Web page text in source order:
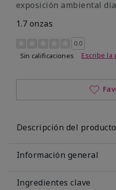
exposición ambiental
1.7 onzas
Calificación de clientes de
0.0
Sin calificaciones
Escribe la
Descripción del producto
Información general
Ingredientes clave